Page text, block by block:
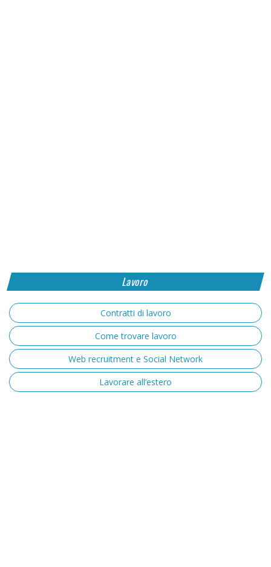
Lavoro
Contratti di lavoro
Come trovare lavoro
Web recruitment e Social Network
Lavorare all’estero